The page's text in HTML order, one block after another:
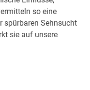
so eine
spürbaren Sehnsucht
sie auf unsere